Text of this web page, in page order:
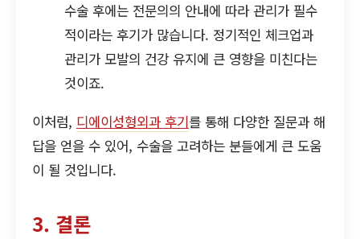
수술 후에는 전문의의 안내에 따라 관리가 필수
적이라는 후기가 많습니다. 정기적인 체크업과
관리가 모발의 건강 유지에 큰 영향을 미친다는
것이죠.
이처럼, 디에이성형외과 후기를 통해 다양한 질문과 해
답을 얻을 수 있어, 수술을 고려하는 분들에게 큰 도움
이 될 것입니다.
3. 결론